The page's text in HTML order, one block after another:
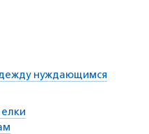
нуждающимся